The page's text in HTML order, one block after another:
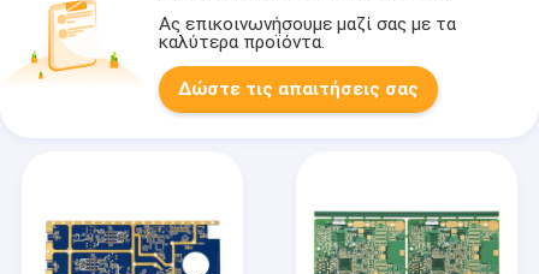
Ας επικοινωνήσουμε μαζί σας με τα
καλύτερα προϊόντα.
Δώστε τις απαιτήσεις σας